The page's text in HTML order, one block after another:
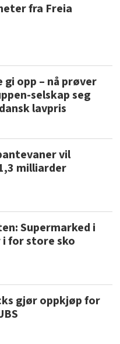
fra Freia
opp – nå prøver
selskap seg
lavpris
vil
milliarder
Supermarked i
for store sko
gjør oppkjøp for